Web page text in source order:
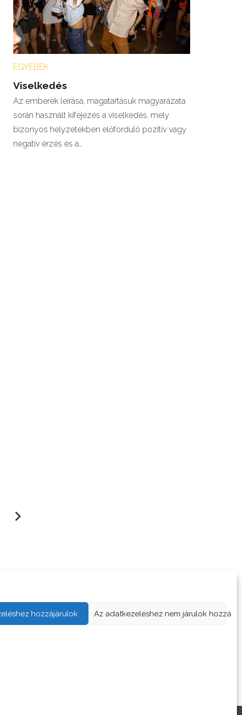
hozzájárulok Az adatkezeléshez nem járulok hozzá
EGYEBEK
Viselkedés
Az emberek leírása, magatartásuk magyarázata
során használt kifejezés a viselkedés, mely
bizonyos helyzetekben előforduló pozitív vagy
negatív érzés és a…